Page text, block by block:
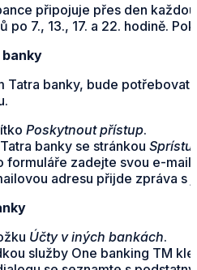
připojuje přes den
po 7., 13., 17. a 22. hodině.
Tatra banky, bude
Poskytnout přístup.
banky se stránkou
formuláře zadejte svou e-
adresu přijde zpráva
Účty v iných bankách.
služby One banking TM